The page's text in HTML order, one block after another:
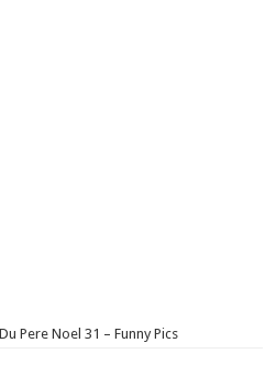
Pere Noel 31 – Funny Pics